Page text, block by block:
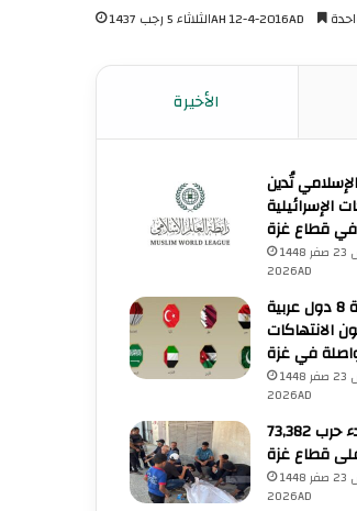
الثلاثاء 5 رجب 1437AH 12-4-2016AD
الأخيرة
تُدين
الإسرائيلية
في قطاع غزة
الخميس 23 صفر 1448AH 6-8-
2026AD
وزراء خارجية 8 دول عربية
الانتهاكات
في غزة
الخميس 23 صفر 1448AH 6-8-
2026AD
73,382 شهيدا منذ بدء حرب
على قطاع غزة
الخميس 23 صفر 1448AH 6-8-
2026AD